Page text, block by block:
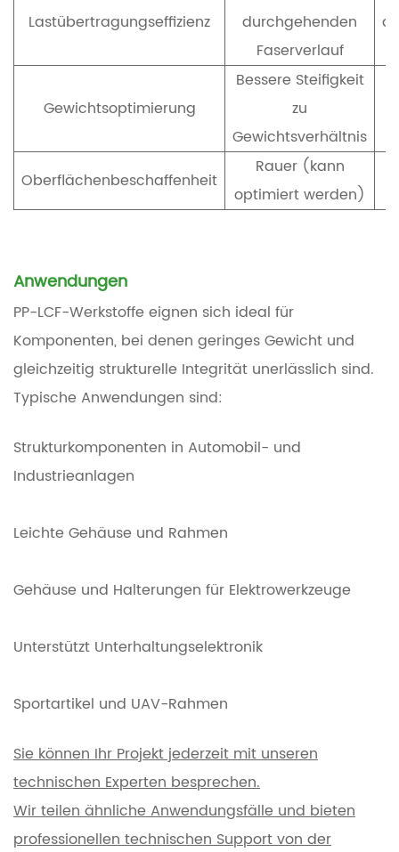
Lastübertragungseffizienz
durchgehenden
Faserverlauf
Gewichtsoptimierung
Bessere Steifigkeit
zu
Gewichtsverhältnis
Oberflächenbeschaffenheit
Rauer (kann
optimiert werden)
Anwendungen
PP-LCF-Werkstoffe eignen sich ideal für
Komponenten, bei denen geringes Gewicht und
gleichzeitig strukturelle Integrität unerlässlich sind.
Typische Anwendungen sind:
Strukturkomponenten in Automobil- und
Industrieanlagen
Leichte Gehäuse und Rahmen
Gehäuse und Halterungen für Elektrowerkzeuge
Unterstützt Unterhaltungselektronik
Sportartikel und UAV-Rahmen
Sie können Ihr Projekt jederzeit mit unseren
technischen Experten besprechen.
Wir teilen ähnliche Anwendungsfälle und bieten
professionellen technischen Support von der